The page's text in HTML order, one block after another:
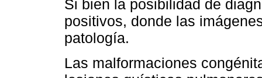
Si bien la posibilidad de
positivos, donde las
patología.
Las malformaciones